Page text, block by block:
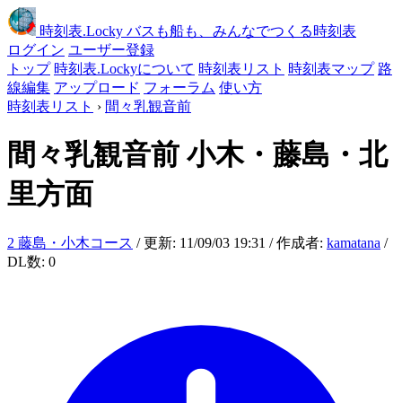
時刻表.Locky バスも船も、みんなでつくる時刻表
ログイン ユーザー登録
トップ 時刻表.Lockyについて 時刻表リスト 時刻表マップ 路
線編集 アップロード フォーラム 使い方
時刻表リスト › 間々乳観音前
間々乳観音前 小木・藤島・北
里方面
2 藤島・小木コース / 更新: 11/09/03 19:31 / 作成者: kamatana /
DL数: 0